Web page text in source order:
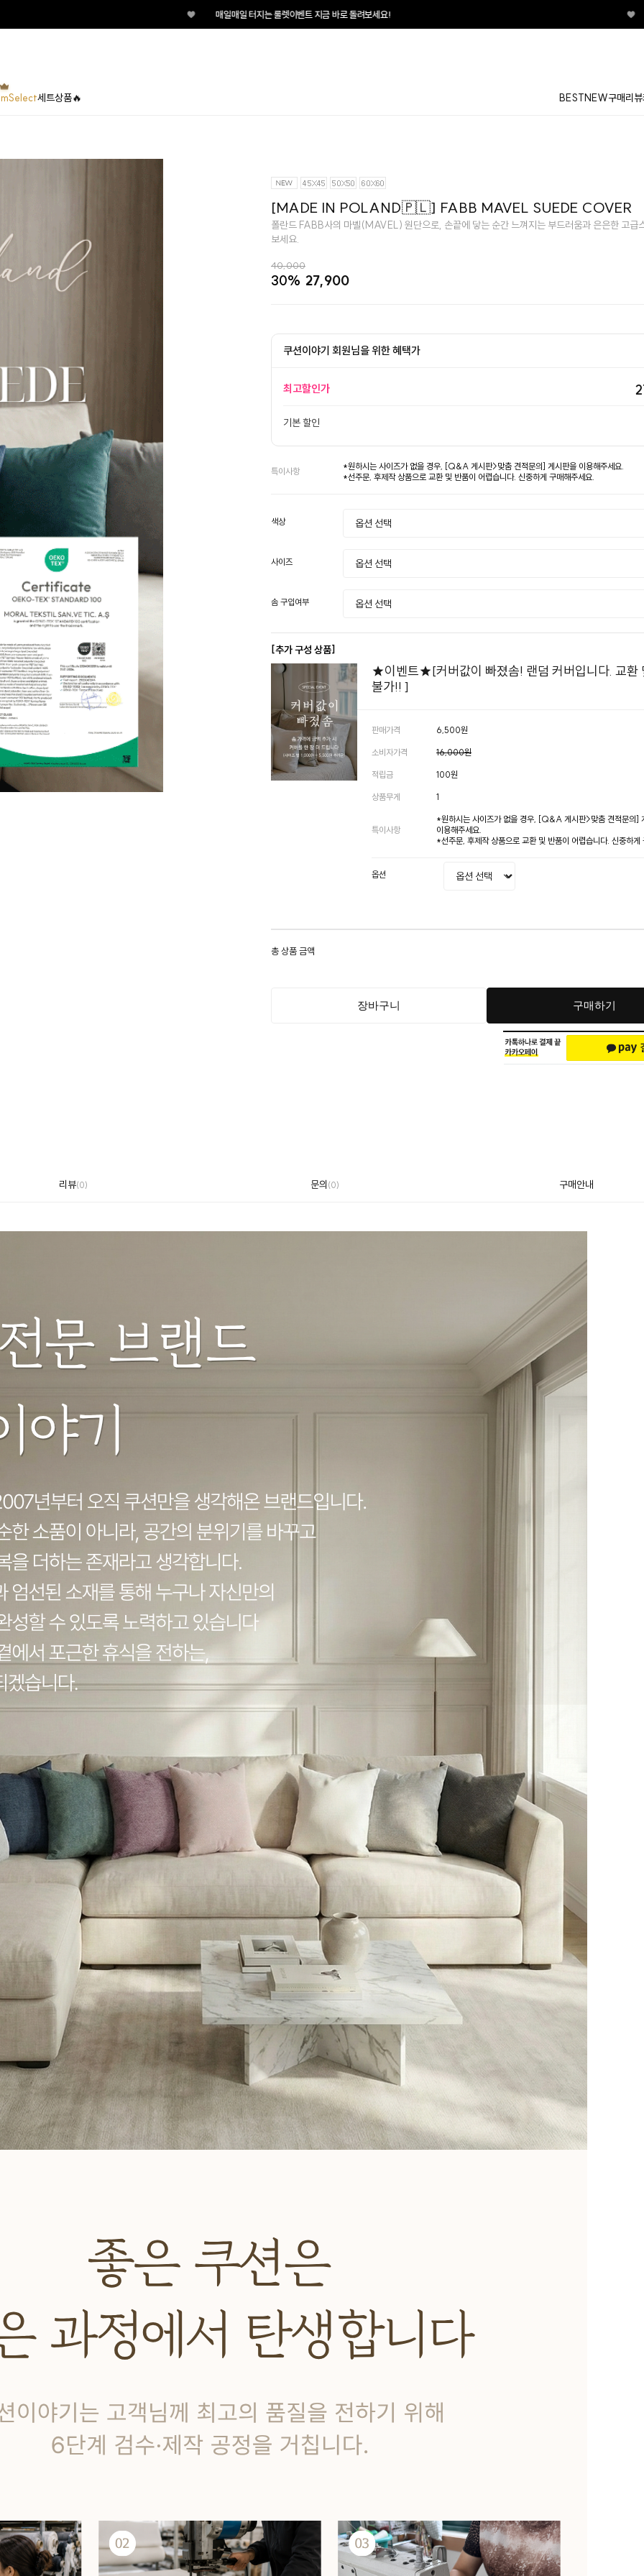
매일매일 터지는 룰렛이벤트 지금 바로 돌려보세요! 매일매일 터지는 룰
세트상품🔥 BESTNEW구매리뷰
[MADE IN POLAND🇵🇱] FABB MAVEL SUEDE COVER
폴란드 FABB사의 마벨(MAVEL) 원단으로, 손끝에 닿는 순간 느껴지는 부드러움과 은은한 고급
보세요.
40,000
30% 27,900
쿠션이야기 회원님을 위한 혜택가
최고할인가
기본 할인
특이사항
*원하시는 사이즈가 없을 경우, [Q&A 게시판>맞춤 견적문의] 게시판을 이용해주세요.
*선주문, 후제작 상품으로 교환 및 반품이 어렵습니다. 신중하게 구매해주세요.
색상
사이즈
솜 구입여부
[추가 구성 상품]
★이벤트★[커버값이 빠졌솜! 랜덤 커버입니다. 교환
불가!! ]
판매가격 6,500원
소비자가격 16,000원
적립금 100원
상품무게 1
특이사항
*원하시는 사이즈가 없을 경우, [Q&A 게시판>맞춤 견적문의]
이용해주세요.
*선주문, 후제작 상품으로 교환 및 반품이 어렵습니다. 신중하게
옵션
총 상품 금액
장바구니 구매하기
리뷰(0) 문의 (0) 구매안내